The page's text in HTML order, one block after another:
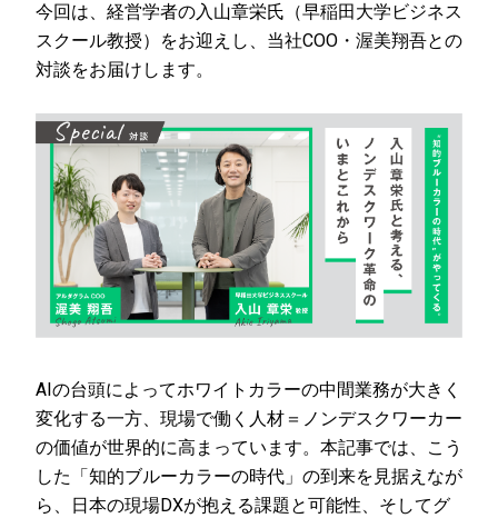
今回は、経営学者の入山章栄氏（早稲田大学ビジネス
スクール教授）をお迎えし、当社COO・渥美翔吾との
対談をお届けします。
AIの台頭によってホワイトカラーの中間業務が大きく
変化する一方、現場で働く人材＝ノンデスクワーカー
の価値が世界的に高まっています。本記事では、こう
した「知的ブルーカラーの時代」の到来を見据えなが
ら、日本の現場DXが抱える課題と可能性、そしてグ